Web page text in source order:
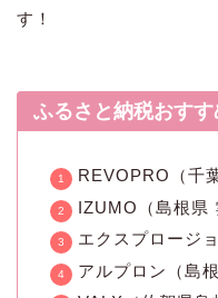
す！
ふるさと納税おす
REVOPRO（千
IZUMO（島根県
エクスプロージ
アルプロン（島